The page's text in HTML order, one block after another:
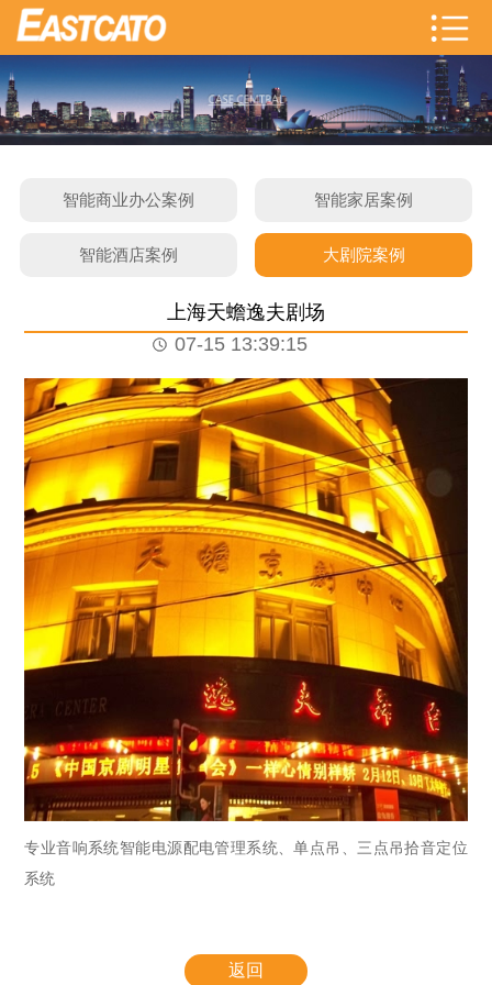
智能商业办公案例 智能家居案例
智能酒店案例 大剧院案例
上海天蟾逸夫剧场
07-15 13:39:15
专业音响系统智能电源配电管理系统、单点吊、三点吊拾音定位
系统
返回